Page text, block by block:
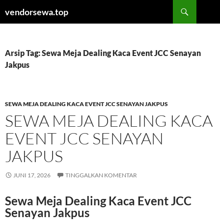
kevendorsewa.top
Arsip Tag: Sewa Meja Dealing Kaca Event JCC Senayan
Jakpus
SEWA MEJA DEALING KACA EVENT JCC SENAYAN JAKPUS
SEWA MEJA DEALING KACA
EVENT JCC SENAYAN
JAKPUS
JUNI 17, 2026 TINGGALKAN KOMENTAR
Sewa Meja Dealing Kaca Event JCC
Senayan Jakpus